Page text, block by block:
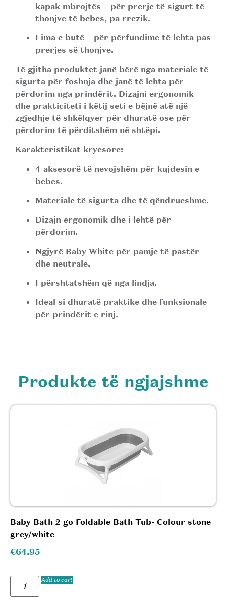
kapak mbrojtës – për prerje të sigurt të
thonjve të bebes, pa rrezik.
Lima e butë – për përfundime të lehta pas
prerjes së thonjve.
Të gjitha produktet janë bërë nga materiale të
sigurta për foshnja dhe janë të lehta për
përdorim nga prindërit. Dizajni ergonomik
dhe prakticiteti i këtij seti e bëjnë atë një
zgjedhje të shkëlqyer për dhuratë ose për
përdorim të përditshëm në shtëpi.
Karakteristikat kryesore:
4 aksesorë të nevojshëm për kujdesin e
bebes.
Materiale të sigurta dhe të qëndrueshme.
Dizajn ergonomik dhe i lehtë për
përdorim.
Ngjyrë Baby White për pamje të pastër
dhe neutrale.
I përshtatshëm që nga lindja.
Ideal si dhuratë praktike dhe funksionale
për prindërit e rinj.
Produkte të ngjajshme
Baby Bath 2 go Foldable Bath Tub- Colour stone
grey/white
€64.95
Add to cart